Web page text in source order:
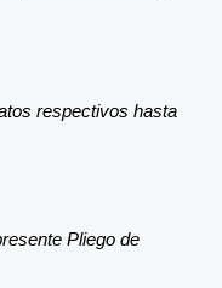
respectivos hasta
Pliego de